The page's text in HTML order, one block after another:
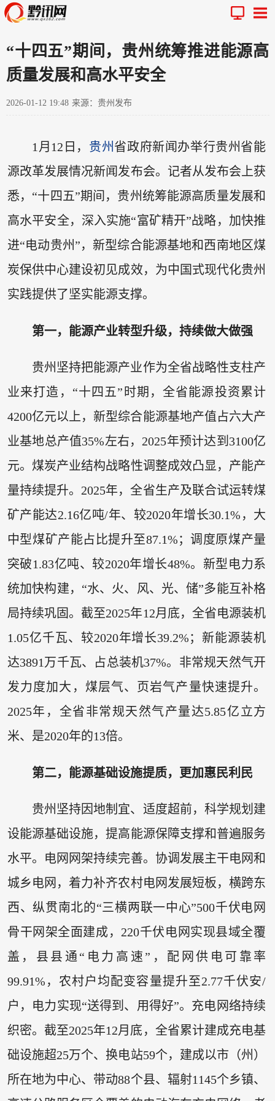
“十四五”期间，贵州统筹推进能源高
质量发展和高水平安全
2026-01-12 19:48 来源：贵州发布
1月12日， 贵州 省政府新闻办举行贵州省能
源改革发展情况新闻发布会。记者从发布会上获
悉，“十四五”期间，贵州统筹能源高质量发展和
高水平安全，深入实施“富矿精开”战略，加快推
进“电动贵州”，新型综合能源基地和西南地区煤
炭保供中心建设初见成效，为中国式现代化贵州
实践提供了坚实能源支撑。
第一，能源产业转型升级，持续做大做强
贵州坚持把能源产业作为全省战略性支柱产
业来打造，“十四五”时期，全省能源投资累计
4200亿元以上，新型综合能源基地产值占六大产
业基地总产值35%左右，2025年预计达到3100亿
元。煤炭产业结构战略性调整成效凸显，产能产
量持续提升。2025年，全省生产及联合试运转煤
矿产能达2.16亿吨/年、较2020年增长30.1%，大
中型煤矿产能占比提升至87.1%；调度原煤产量
突破1.83亿吨、较2020年增长48%。新型电力系
统加快构建，“水、火、风、光、储”多能互补格
局持续巩固。截至2025年12月底，全省电源装机
1.05亿千瓦、较2020年增长39.2%；新能源装机
达3891万千瓦、占总装机37%。非常规天然气开
发力度加大，煤层气、页岩气产量快速提升。
2025年，全省非常规天然气产量达5.85亿立方
米、是2020年的13倍。
第二，能源基础设施提质，更加惠民利民
贵州坚持因地制宜、适度超前，科学规划建
设能源基础设施，提高能源保障支撑和普遍服务
水平。电网网架持续完善。协调发展主干电网和
城乡电网，着力补齐农村电网发展短板，横跨东
西、纵贯南北的“三横两联一中心”500千伏电网
骨干网架全面建成，220千伏电网实现县域全覆
盖，县县通“电力高速”，配网供电可靠率
99.91%，农村户均配变容量提升至2.77千伏安/
户，电力实现“送得到、用得好”。充电网络持续
织密。截至2025年12月底，全省累计建成充电基
础设施超25万个、换电站59个，建成以市（州）
所在地为中心、带动88个县、辐射1145个乡镇、